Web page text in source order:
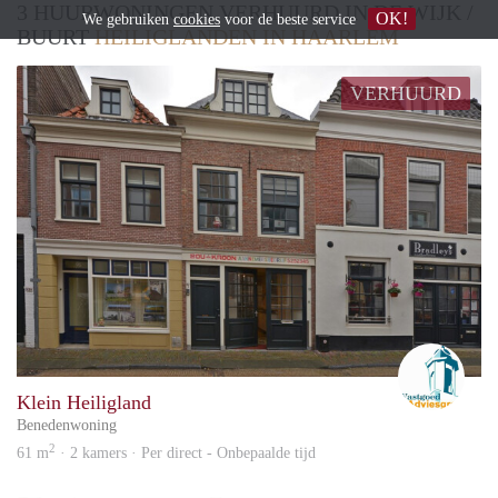
3 HUURWONINGEN VERHUURD IN DE WIJK /
BUURTHEILIGLANDEN IN HAARLEM
VERHUURD
Klein Heiligland
Benedenwoning
61 m2 · 2 kamers · Per direct - Onbepaalde tijd
We gebruiken cookies voor de beste service OK!